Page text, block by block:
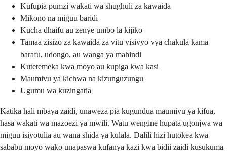
Kufupia pumzi wakati wa shughuli za kawaida
Mikono na miguu baridi
Kucha dhaifu au zenye umbo la kijiko
Tamaa zisizo za kawaida za vitu visivyo vya chakula kama
barafu, udongo, au wanga ya mahindi
Kutetemeka kwa moyo au kupiga kwa kasi
Maumivu ya kichwa na kizunguzungu
Ugumu wa kuzingatia
Katika hali mbaya zaidi, unaweza pia kugundua maumivu ya kifua,
hasa wakati wa mazoezi ya mwili. Watu wengine hupata ugonjwa wa
miguu isiyotulia au wana shida ya kulala. Dalili hizi hutokea kwa
sababu moyo wako unapaswa kufanya kazi kwa bidii zaidi kusukuma